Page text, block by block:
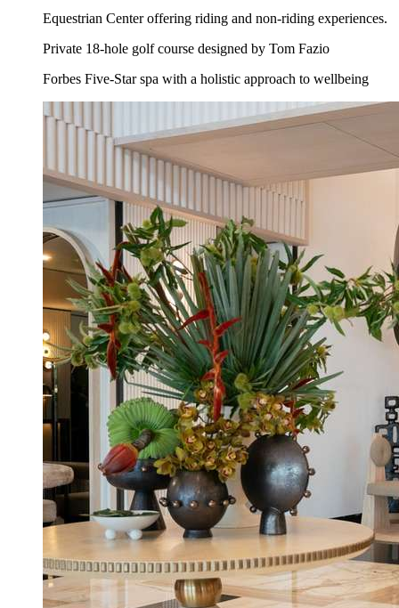
Equestrian Center offering riding and non-riding experiences.
Private 18-hole golf course designed by Tom Fazio
Forbes Five-Star spa with a holistic approach to wellbeing